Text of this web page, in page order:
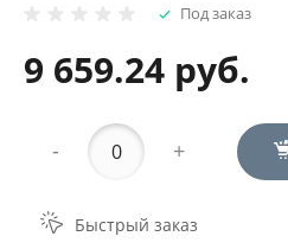
Под заказ
9 659.24 руб.
- +
Быстрый заказ